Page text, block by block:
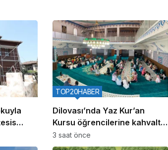
Dilovası’nda Yaz Kur’an
Kursu öğrencilerine kahvaltı
buluşması
TOP20HABER
3 saat önce